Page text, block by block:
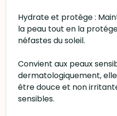
Hydrate et protège :
la peau tout en la
néfastes du soleil.
Convient aux peaux
dermatologiquement,
être douce et non
sensibles.